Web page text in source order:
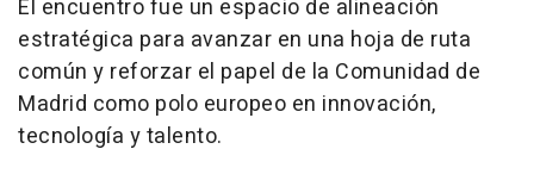
El encuentro fue un espacio de alineación
estratégica para avanzar en una hoja de ruta
común y reforzar el papel de la Comunidad de
Madrid como polo europeo en innovación,
tecnología y talento.